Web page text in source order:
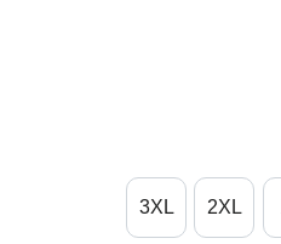
2XL
3XL